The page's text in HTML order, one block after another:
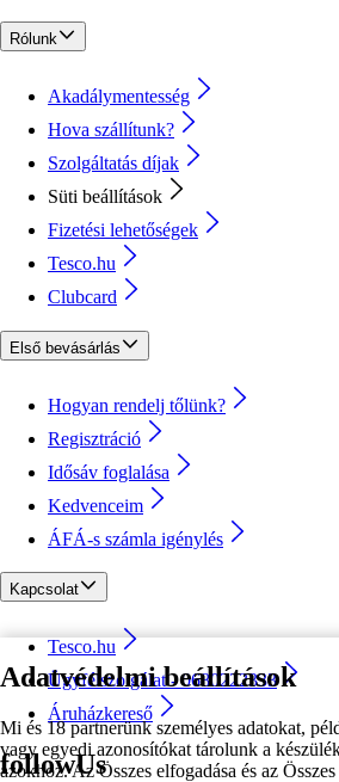
Adatvédelmi beállítások
Mi és 18 partnerünk személyes adatokat,
vagy egyedi azonosítókat tárolunk a
azokhoz. Az Összes elfogadása és az
Rólunk
Akadálymentesség
Hova szállítunk?
Szolgáltatás díjak
Süti beállítások
Fizetési lehetőségek
Tesco.hu
Clubcard
Első bevásárlás
Hogyan rendelj tőlünk?
Regisztráció
Idősáv foglalása
Kedvenceim
ÁFÁ-s számla igénylés
Kapcsolat
Tesco.hu
Ügyfélszolgálat - 0680222333
Áruházkereső
followUs